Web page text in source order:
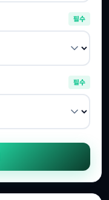
필수
필수